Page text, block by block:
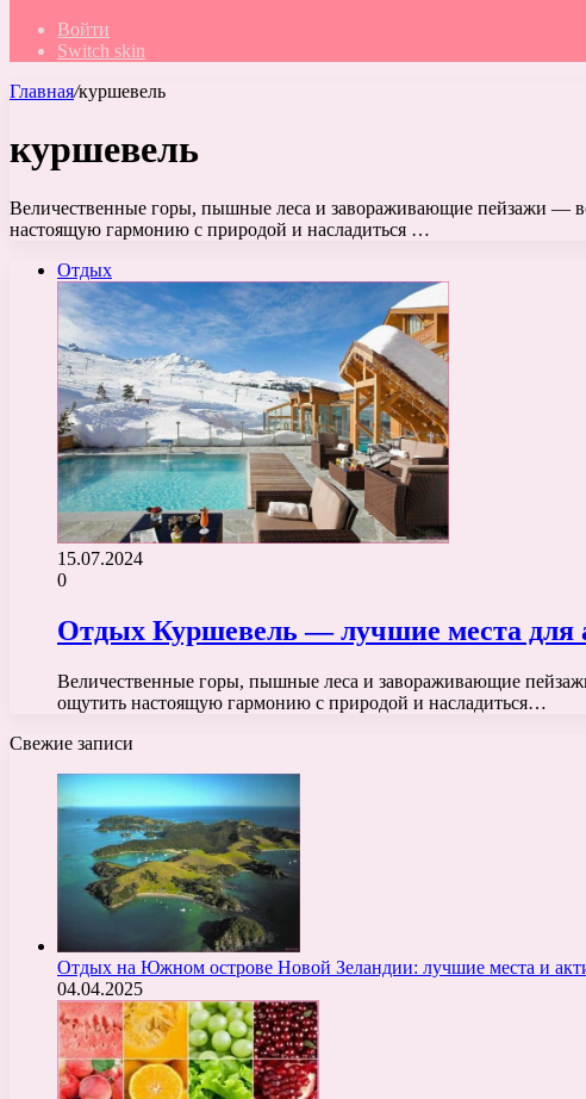
Войти
Switch skin
Главная/куршевель
куршевель
Величественные горы, пышные леса и завораживающие пейзажи —
настоящую гармонию с природой и насладиться …
Отдых
15.07.2024
0
Отдых Куршевель — лучшие места для
Величественные горы, пышные леса и завораживающие
ощутить настоящую гармонию с природой и насладиться…
Свежие записи
Отдых на Южном острове Новой Зеландии: лучшие места и
04.04.2025